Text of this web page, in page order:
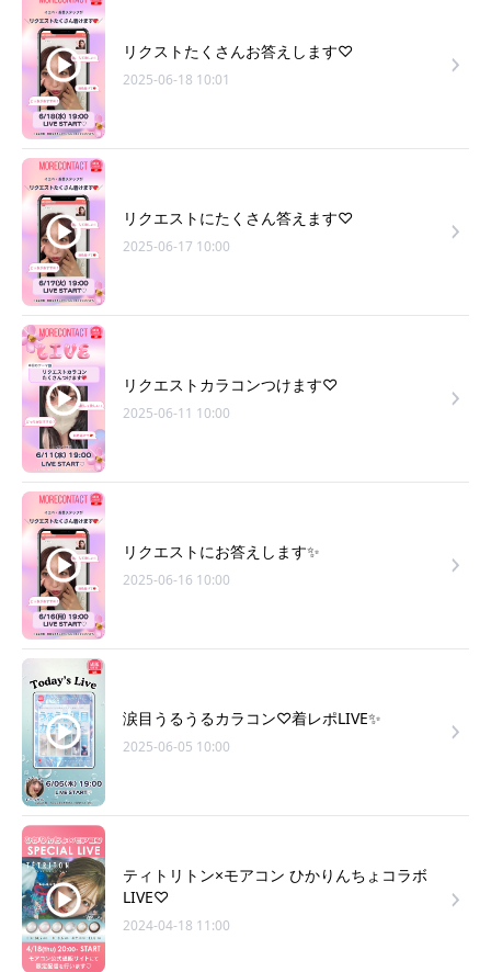
リクストたくさんお答えします♡
2025-06-18 10:01
リクエストにたくさん答えます♡
2025-06-17 10:00
リクエストカラコンつけます♡
2025-06-11 10:00
リクエストにお答えします✨
2025-06-16 10:00
涙目うるうるカラコン♡着レポLIVE✨
2025-06-05 10:00
ティトリトン×モアコン ひかりんちょコラボ
LIVE♡
2024-04-18 11:00